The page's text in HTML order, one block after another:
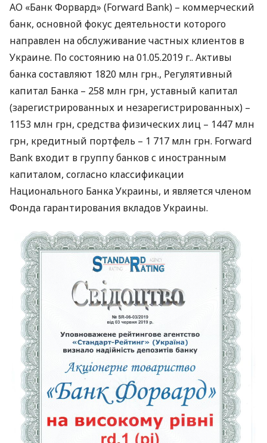
АО «Банк Форвард» (Forward Bank) – коммерческий
банк, основной фокус деятельности которого
направлен на обслуживание частных клиентов в
Украине. По состоянию на 01.05.2019 г.. Активы
банка составляют 1820 млн грн., Регулятивный
капитал Банка – 258 млн грн, уставный капитал
(зарегистрированных и незарегистрированных) –
1153 млн грн, средства физических лиц – 1447 млн ​​
грн, кредитный портфель – 1 717 млн ​​грн. Forward
Bank входит в группу банков с иностранным
капиталом, согласно классификации
Национального Банка Украины, и является членом
Фонда гарантирования вкладов Украины.